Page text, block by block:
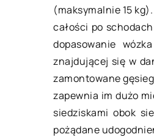
(maksymalnie 15
całości po
dopasowanie
znajdującej się w
zamontowane
zapewnia im dużo
siedziskami obok
pożądane